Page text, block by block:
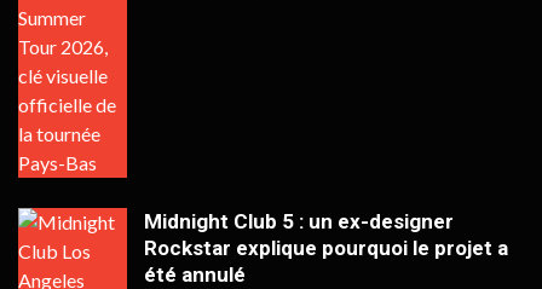
Midnight Club 5 : un ex-designer
Rockstar explique pourquoi le projet a
été annulé